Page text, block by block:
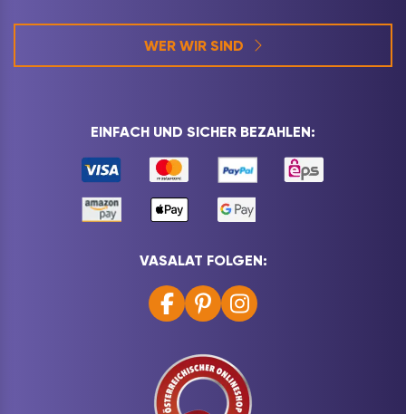
WER WIR SIND
EINFACH UND SICHER BEZAHLEN:
VASALAT FOLGEN: